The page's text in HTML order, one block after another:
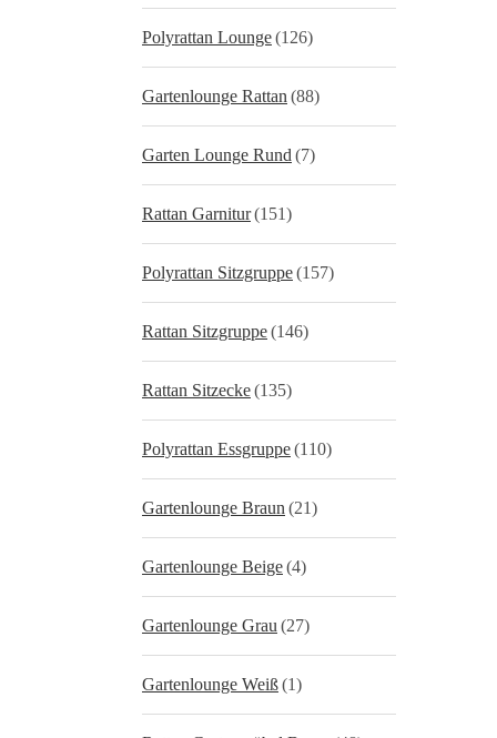
Polyrattan Lounge(126)
Gartenlounge Rattan (88)
Garten Lounge Rund (7)
Rattan Garnitur(151)
Polyrattan Sitzgruppe(157)
Rattan Sitzgruppe(146)
Rattan Sitzecke(135)
Polyrattan Essgruppe(110)
Gartenlounge Braun (21)
Gartenlounge Beige(4)
Gartenlounge Grau (27)
Gartenlounge Weiß(1)